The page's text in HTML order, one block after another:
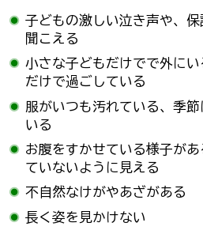
子どもの激しい泣き声や、
聞こえる
小さな子どもだけでで外に
だけで過ごしている
服がいつも汚れている、季
いる
お腹をすかせている様子が
ていないように見える
不自然なけがやあざがある
長く姿を見かけない